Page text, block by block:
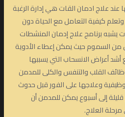
علاج ادمان القات هي إدارة الرغبة
كيفية التعامل مع الحياة دون
يشبه برنامج علاج إدمان المنشطات
من السموم حيث يمكن إعطاء الأدوية
أشد أعراض الانسحاب التي يسببها
القلب والتنفس والكلى للمدمن
وعلاجها على الفور قبل حدوث
إلى أسبوع يمكن للمدمن أن
العلاج.